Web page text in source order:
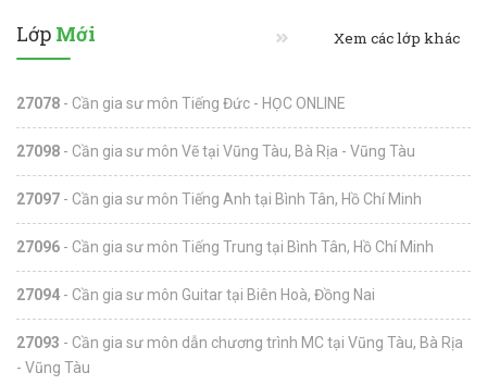
Lớp Mới Xem các lớp khác
27078 - Cần gia sư môn Tiếng Đức - HỌC ONLINE
27098 - Cần gia sư môn Vẽ tại Vũng Tàu, Bà Rịa - Vũng Tàu
27097 - Cần gia sư môn Tiếng Anh tại Bình Tân, Hồ Chí Minh
27096 - Cần gia sư môn Tiếng Trung tại Bình Tân, Hồ Chí Minh
27094 - Cần gia sư môn Guitar tại Biên Hoà, Đồng Nai
27093 - Cần gia sư môn dẫn chương trình MC tại Vũng Tàu, Bà Rịa
- Vũng Tàu